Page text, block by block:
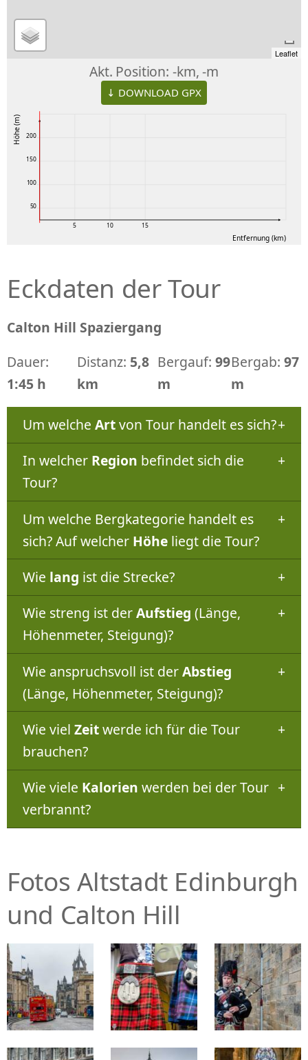
Leaflet
Akt. Position: -km, -m
↓ DOWNLOAD GPX
50
100
150
200
5 10 15
Entfernung (km)
Höhe (m)
Eckdaten der Tour
Calton Hill Spaziergang
Dauer:
1:45 h
Distanz: 5,8
km
Bergauf: 99
m
Bergab:97
m
Um welche Artvon Tour handelt es sich?
In welcher Region befindet sich die
Tour?
Um welche Bergkategorie handelt es
sich? Auf welcher Höheliegt die Tour?
Wie lang ist die Strecke?
Wie streng ist derAufstieg (Länge,
Höhenmeter, Steigung)?
Wie anspruchsvoll ist derAbstieg
(Länge, Höhenmeter, Steigung)?
Wie viel Zeitwerde ich für die Tour
brauchen?
Wie viele Kalorien werden bei der Tour
verbrannt?
Fotos Altstadt Edinburgh
und Calton Hill